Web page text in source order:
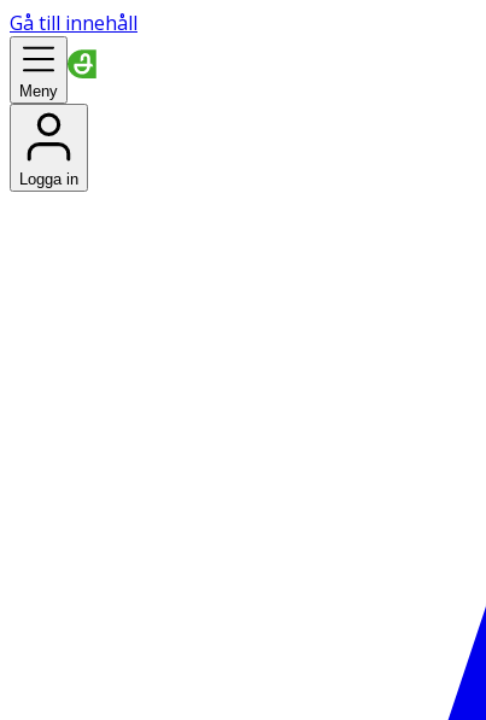
Gå till innehåll
Meny
Logga in